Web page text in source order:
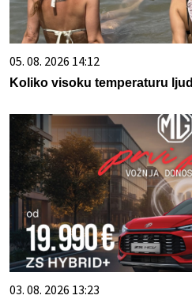
05. 08. 2026 14:12
Koliko visoku temperaturu
03. 08. 2026 13:23